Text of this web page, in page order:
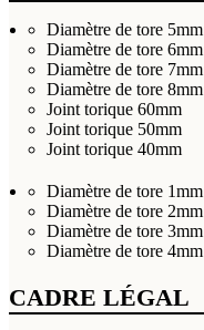
Diamètre de tore 5mm
Diamètre de tore 6mm
Diamètre de tore 7mm
Diamètre de tore 8mm
Joint torique 60mm
Joint torique 50mm
Joint torique 40mm
Diamètre de tore 1mm
Diamètre de tore 2mm
Diamètre de tore 3mm
Diamètre de tore 4mm
CADRE LÉGAL